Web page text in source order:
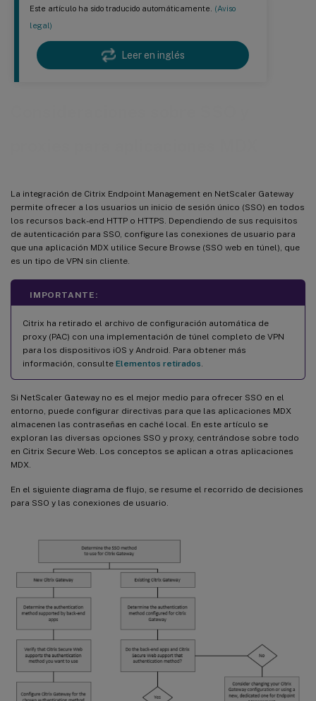
Este artículo ha sido traducido automáticamente. (Aviso
legal)
Leer en inglés
La integración de Citrix Endpoint Management en NetScaler Gateway
permite ofrecer a los usuarios un inicio de sesión único (SSO) en todos
los recursos back-end HTTP o HTTPS. Dependiendo de sus requisitos
de autenticación para SSO, configure las conexiones de usuario para
que una aplicación MDX utilice Secure Browse (SSO web en túnel), que
es un tipo de VPN sin cliente.
IMPORTANTE:
Citrix ha retirado el archivo de configuración automática de
proxy (PAC) con una implementación de túnel completo de VPN
para los dispositivos iOS y Android. Para obtener más
información, consulte Elementos retirados
Si NetScaler Gateway no es el mejor medio para ofrecer SSO en el
entorno, puede configurar directivas para que las aplicaciones MDX
almacenen las contraseñas en caché local. En este artículo se
exploran las diversas opciones SSO y proxy, centrándose sobre todo
en Citrix Secure Web. Los conceptos se aplican a otras aplicaciones
MDX.
En el siguiente diagrama de flujo, se resume el recorrido de decisiones
para SSO y las conexiones de usuario.